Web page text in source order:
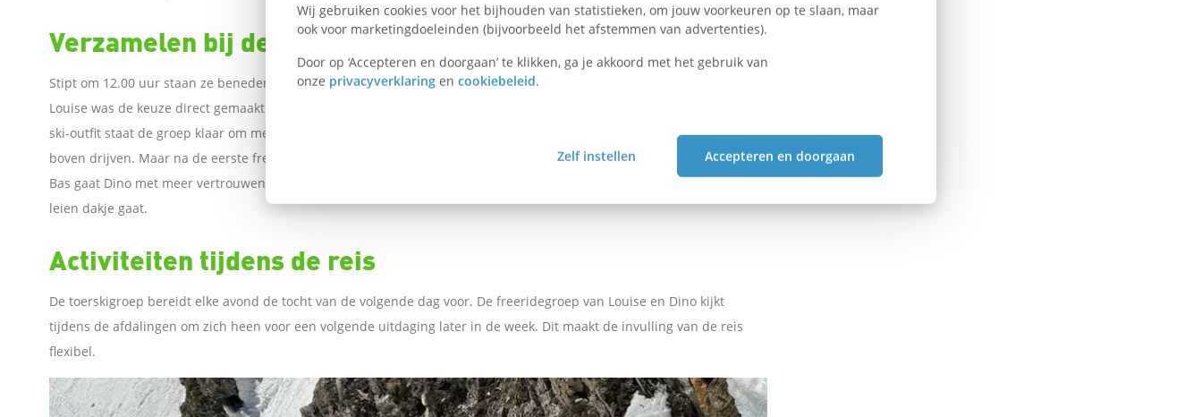
Wij gebruiken cookies voor het bijhouden van statistieken, om jouw voorkeuren op te slaan, maar
ook voor marketingdoeleinden (bijvoorbeeld het afstemmen van advertenties).
Door op ‘Accepteren en doorgaan’ te klikken, ga je akkoord met het gebruik van
onze privacyverklaring en cookiebeleid.
Zelf instellen Accepteren en doorgaan
L
i
n
k
o
m
t
e
d
Verzamelen bij de lift
Stipt om 12.00 uur staan ze beneden bij de lift. Het keuzemoment breekt aan; wordt het toerskiën of freeriden? Voor
Louise was de keuze direct gemaakt: freeriden. Ook Dino maakt, na enige twijfel, de keuze voor freeriden. Volledig in
ski-outfit staat de groep klaar om met de lift omhoog te gaan. De spanning over het ervaringsniveau komt nog even
boven drijven. Maar na de eerste freeride-afdaling neemt de spanning af. Met aanwijzingen van instructeurs Arend en
Bas gaat Dino met meer vertrouwen de berg af. De eerste dag zet perfect de toon voor de rest van de reis, wat van een
leien dakje gaat.
Activiteiten tijdens de reis
De toerskigroep bereidt elke avond de tocht van de volgende dag voor. De freeridegroep van Louise en Dino kijkt
tijdens de afdalingen om zich heen voor een volgende uitdaging later in de week. Dit maakt de invulling van de reis
flexibel.